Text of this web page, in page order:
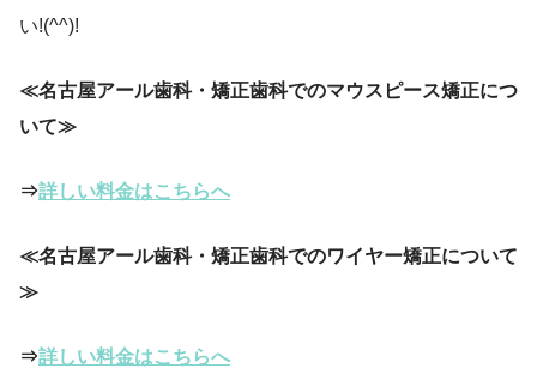
い!(^^)!
≪名古屋アール歯科・矯正歯科でのマウスピース矯正につ
いて≫
⇒詳しい料金はこちらへ
≪名古屋アール歯科・矯正歯科でのワイヤー矯正について
≫
⇒詳しい料金はこちらへ